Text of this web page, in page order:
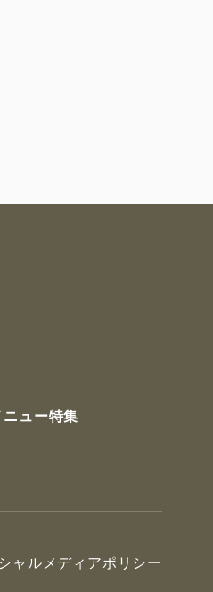
ュー特集
ャルメディアポリシー